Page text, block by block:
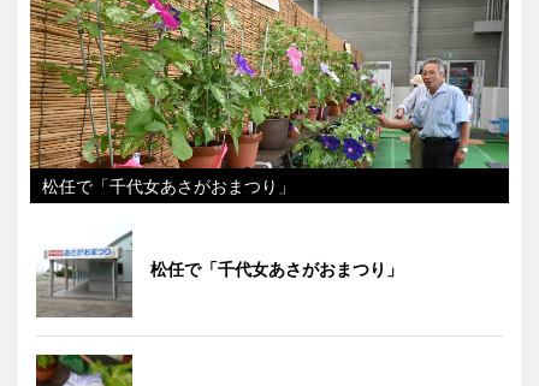
松任で「千代女あさがおまつり」
松任で「千代女あさがおまつり」